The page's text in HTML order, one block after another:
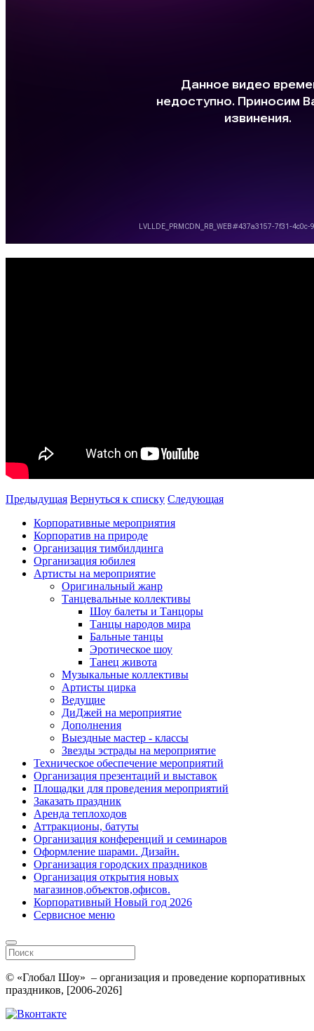
Предыдущая Вернуться к списку Следующая
Корпоративные мероприятия
Корпоратив на природе
Организация тимбилдинга
Организация юбилея
Артисты на мероприятие
Оригинальный жанр
Танцевальные коллективы
Шоу балеты и Танцоры
Танцы народов мира
Бальные танцы
Эротическое шоу
Танец живота
Музыкальные коллективы
Артисты цирка
Ведущие
ДиДжей на мероприятие
Дополнения
Выездные мастер - классы
Звезды эстрады на мероприятие
Техническое обеспечение мероприятий
Организация презентаций и выставок
Площадки для проведения мероприятий
Заказать праздник
Аренда теплоходов
Аттракционы, батуты
Организация конференций и семинаров
Оформление шарами. Дизайн.
Организация городских праздников
Организация открытия новых
магазинов,объектов,офисов.
Корпоративный Новый год 2026
Сервисное меню
© «Глобал Шоу» – организация и проведение корпоративных
праздников, [2006-2026]